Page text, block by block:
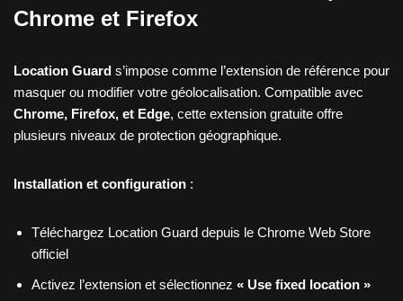
Chrome et Firefox
Location Guard s’impose comme l’extension de référence pour
masquer ou modifier votre géolocalisation. Compatible avec
Chrome, Firefox, et Edge, cette extension gratuite offre
plusieurs niveaux de protection géographique.
Installation et configuration :
Téléchargez Location Guard depuis le Chrome Web Store
officiel
Activez l’extension et sélectionnez « Use fixed location »